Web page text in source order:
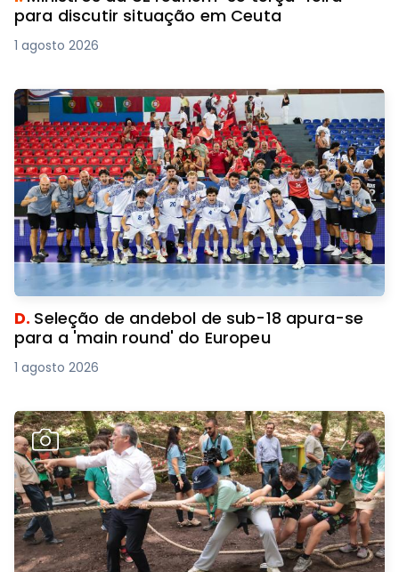
para discutir situação em Ceuta
1 agosto 2026
D. Seleção de andebol de sub-18 apura-se
para a 'main round' do Europeu
1 agosto 2026